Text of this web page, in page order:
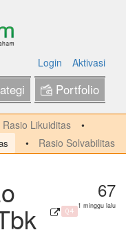
Login Aktivasi
Portfolio
Rasio Likuiditas
Rasio Solvabilitas
Q4
67
1 minggu lalu